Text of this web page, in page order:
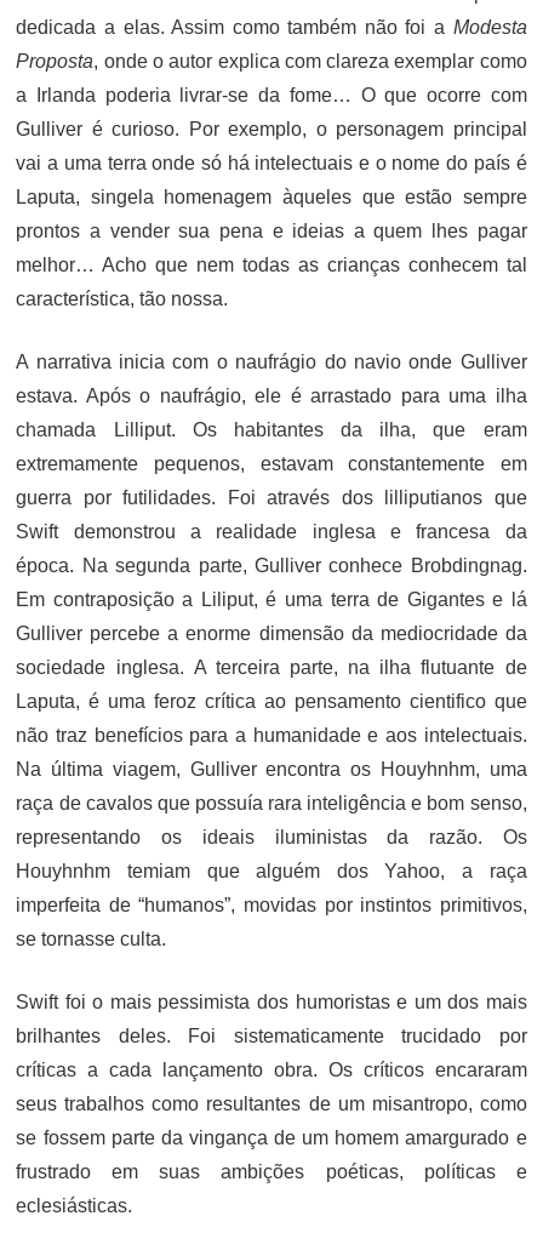
dedicada a elas. Assim como também não foi a Modesta
Proposta, onde o autor explica com clareza exemplar como
a Irlanda poderia livrar-se da fome… O que ocorre com
Gulliver é curioso. Por exemplo, o personagem principal
vai a uma terra onde só há intelectuais e o nome do país é
Laputa, singela homenagem àqueles que estão sempre
prontos a vender sua pena e ideias a quem lhes pagar
melhor… Acho que nem todas as crianças conhecem tal
característica, tão nossa.
A narrativa inicia com o naufrágio do navio onde Gulliver
estava. Após o naufrágio, ele é arrastado para uma ilha
chamada Lilliput. Os habitantes da ilha, que eram
extremamente pequenos, estavam constantemente em
guerra por futilidades. Foi através dos lilliputianos que
Swift demonstrou a realidade inglesa e francesa da
época. Na segunda parte, Gulliver conhece Brobdingnag.
Em contraposição a Liliput, é uma terra de Gigantes e lá
Gulliver percebe a enorme dimensão da mediocridade da
sociedade inglesa. A terceira parte, na ilha flutuante de
Laputa, é uma feroz crítica ao pensamento cientifico que
não traz benefícios para a humanidade e aos intelectuais.
Na última viagem, Gulliver encontra os Houyhnhm, uma
raça de cavalos que possuía rara inteligência e bom senso,
representando os ideais iluministas da razão. Os
Houyhnhm temiam que alguém dos Yahoo, a raça
imperfeita de “humanos”, movidas por instintos primitivos,
se tornasse culta.
Swift foi o mais pessimista dos humoristas e um dos mais
brilhantes deles. Foi sistematicamente trucidado por
críticas a cada lançamento obra. Os críticos encararam
seus trabalhos como resultantes de um misantropo, como
se fossem parte da vingança de um homem amargurado e
frustrado em suas ambições poéticas, políticas e
eclesiásticas.